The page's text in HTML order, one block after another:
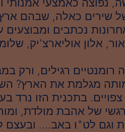
נפוצה כאמצעי אמנותי
שירים כאלה, שבהם
נכתבים ומבוצעים
אלון אוליארצ'יק,
רגילים, ורק
מגלמת את הארץ?
בתכנית הזו נרד
של אהבת מולדת,
וגם לט"ו באב.... ובעצם